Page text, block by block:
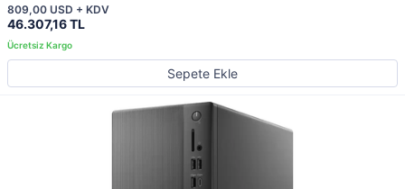
46.307,16 TL
809,00 USD + KDV
Sepete Ekle